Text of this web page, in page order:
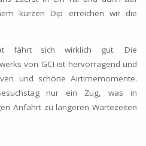
kurzen Dip erreichen wir die
fährt sich wirklich gut. Die
von GCI ist hervorragend und
und schöne Airtimemomente.
nur ein Zug, was in
Anfahrt zu längeren Wartezeiten